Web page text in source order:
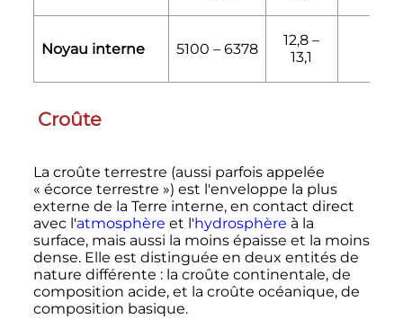
Noyau interne 5100 – 6378
12,8 –
13,1
Croûte
La croûte terrestre (aussi parfois appelée
« écorce terrestre ») est l'enveloppe la plus
externe de la Terre interne, en contact direct
avec l'atmosphère et l'hydrosphère à la
surface, mais aussi la moins épaisse et la moins
dense. Elle est distinguée en deux entités de
nature différente : la croûte continentale, de
composition acide, et la croûte océanique, de
composition basique.